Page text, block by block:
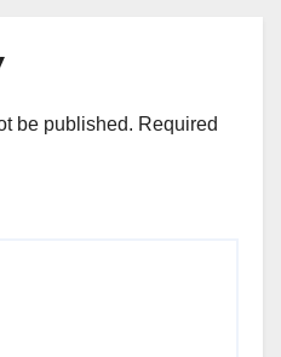
be published. Required